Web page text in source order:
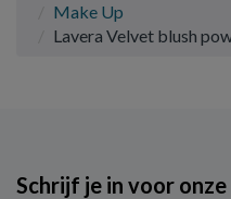
Make Up
Lavera Velvet blush
Schrijf je in voor